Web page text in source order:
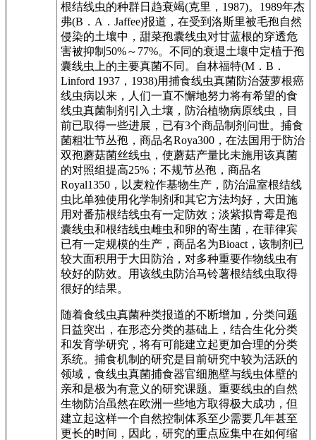
根结线虫的种群日趋衰竭(克里，1987)。1989年杰
弗(B．A．Jaffee)报道，在受到洛斯里被毛孢自然
侵染的土壤中，甜菜孢囊线虫对甘蓝根的穿透危
害被抑制50%～77%。不同的衰退土壤中定植于孢
囊线虫上的主要真菌不同。自林福特(M．B．
Linford 1937，1938)用捕食线虫真菌防治菠萝根癌
线虫病以来，人们一直不懈地努力将有希望的食
线虫真菌制剂引入土壤，防治植物病原线虫，目
前已取得一些进展，已有3个商品制剂问世。捕食
菌粗壮节丛孢，商品名Roya300，在法国用于防治
双孢蘑菇菌丝线虫，使蘑菇产量比未施用该真菌
的对照组提高25%；不规节丛孢，商品名
Royal1350，以麦粒作基物生产，防治温室根结线
虫比单独使用化学制剂和其它方法均好，大田施
用对番茄根结线虫有一定防效；淡紫拟青霉是孢
囊线虫和根结线虫雌虫和卵的寄生菌，在菲律宾
已有一定规模的生产，商品名为Bioact，该制剂已
较大面积用于大田防治，对多种重要作物线虫有
较好的防效。用该线虫防治马铃薯根结线虫取得
很好的结果。
随着食线虫真菌种类报道的不断增加，分类问题
日益突出，在形态分类的基础上，结合生化分类
和发育学研究，将有可能建立起更加合理的分类
系统。捕食机制的研究是目前研究中较为活跃的
领域，食线虫真菌捕食器官细胞壁与线虫体壁的
亲和是极为有意义的研究课题。重要线虫的自然
生物防治虽然在欧洲一些地方取得极大成功，但
建立起这样一个自然控制体系至少需要几年甚至
更长的时间，因此，研究的重点应集中在如何缩